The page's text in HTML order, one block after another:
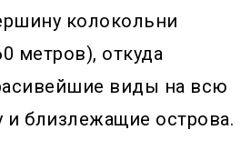
колокольни
метров), откуда
виды на всю
и близлежащие острова.